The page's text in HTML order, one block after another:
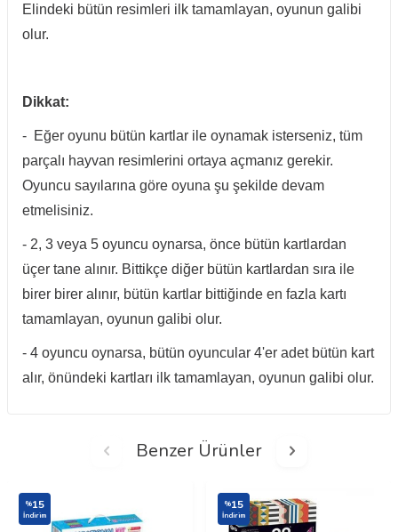
Elindeki bütün resimleri ilk tamamlayan, oyunun galibi
olur.
Dikkat:
- Eğer oyunu bütün kartlar ile oynamak isterseniz, tüm
parçalı hayvan resimlerini ortaya açmanız gerekir.
Oyuncu sayılarına göre oyuna şu şekilde devam
etmelisiniz.
- 2, 3 veya 5 oyuncu oynarsa, önce bütün kartlardan
üçer tane alınır. Bittikçe diğer bütün kartlardan sıra ile
birer birer alınır, bütün kartlar bittiğinde en fazla kartı
tamamlayan, oyunun galibi olur.
- 4 oyuncu oynarsa, bütün oyuncular 4'er adet bütün kart
alır, önündeki kartları ilk tamamlayan, oyunun galibi olur.
Benzer Ürünler
%15
İndirim
%15
İndirim